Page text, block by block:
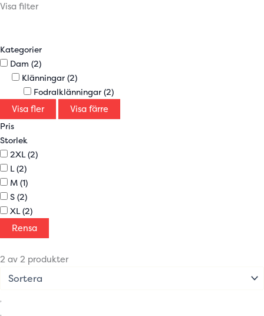
Visa filter
Kategorier
Dam (2)
Klänningar (2)
Fodralklänningar (2)
Visa fler Visa färre
Pris
Storlek
2XL (2)
L (2)
M (1)
S (2)
XL (2)
Rensa
2 av 2 produkter